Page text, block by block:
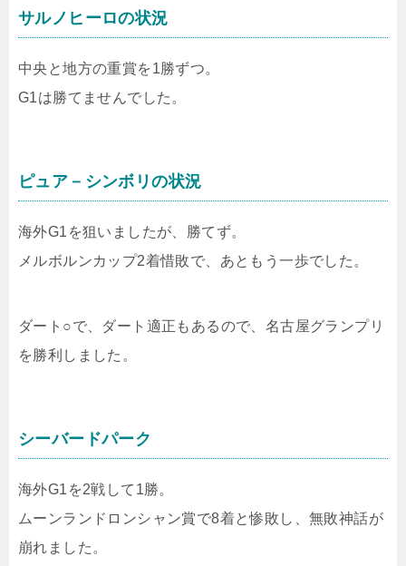
サルノヒーロの状況
中央と地方の重賞を1勝ずつ。
G1は勝てませんでした。
ピュア－シンボリの状況
海外G1を狙いましたが、勝てず。
メルボルンカップ2着惜敗で、あともう一歩でした。
ダート○で、ダート適正もあるので、名古屋グランプリ
を勝利しました。
シーバードパーク
海外G1を2戦して1勝。
ムーンランドロンシャン賞で8着と惨敗し、無敗神話が
崩れました。